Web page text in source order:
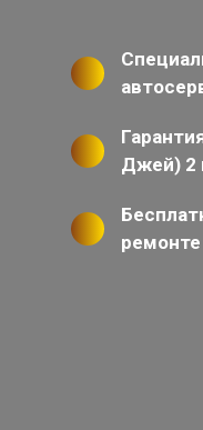
Джей) 2